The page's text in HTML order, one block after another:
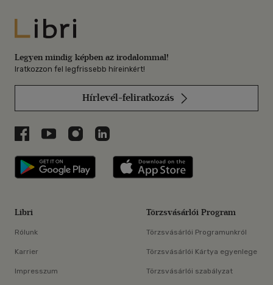
Libri
Legyen mindig képben az irodalommal!
Iratkozzon fel legfrissebb híreinkért!
Hírlevél-feliratkozás
Libri a Facebookon
Libri a Youtube-on
Libri az Instagramon
Libri a LinkedInen
Libri applikáció Szerezd meg: Google
Libri
Rólunk
Karrier
Impresszum
Törzsvásárlói Program
Törzsvásárlói Programunkról
Törzsvásárlói Kártya egyenlege
Törzsvásárlói szabályzat